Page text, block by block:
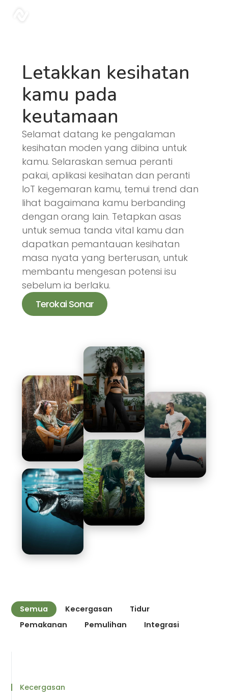
Letakkan kesihatan
kamu pada
keutamaan
Selamat datang ke pengalaman
kesihatan moden yang dibina untuk
kamu. Selaraskan semua peranti
pakai, aplikasi kesihatan dan peranti
IoT kegemaran kamu, temui trend dan
lihat bagaimana kamu berbanding
dengan orang lain. Tetapkan asas
untuk semua tanda vital kamu dan
dapatkan pemantauan kesihatan
masa nyata yang berterusan, untuk
membantu mengesan potensi isu
sebelum ia berlaku.
Terokai Sonar
Semua Kecergasan
Tidur
Pemakanan
Pemulihan Integrasi
Kecergasan